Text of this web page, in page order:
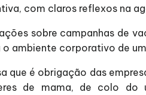
com claros reflexos na
sobre campanhas de
ambiente corporativo de
que é obrigação das
de mama, de colo